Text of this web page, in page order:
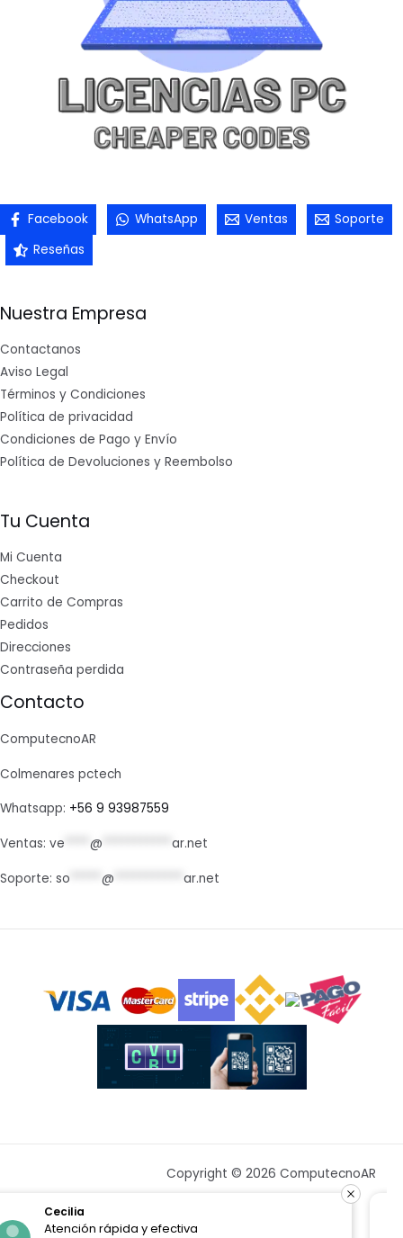
Facebook WhatsApp Ventas
Soporte
Reseñas
Nuestra Empresa
Contactanos
Aviso Legal
Términos y Condiciones
Política de privacidad
Condiciones de Pago y Envío
Política de Devoluciones y Reembolso
Tu Cuenta
Mi Cuenta
Checkout
Carrito de Compras
Pedidos
Direcciones
Contraseña perdida
Contacto
ComputecnoAR
Colmenares pctech
Whatsapp: +56 9 93987559
Ventas: ve @ ar.net
Soporte: so @ ar.net
Copyright © 2026 ComputecnoAR
Franco Salusso
Resuelven todo